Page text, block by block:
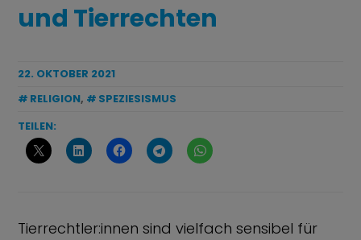
und Tierrechten
22. OKTOBER 2021
RELIGION,
SPEZIESISMUS
TEILEN:
Tierrechtler:innen sind vielfach sensibel für